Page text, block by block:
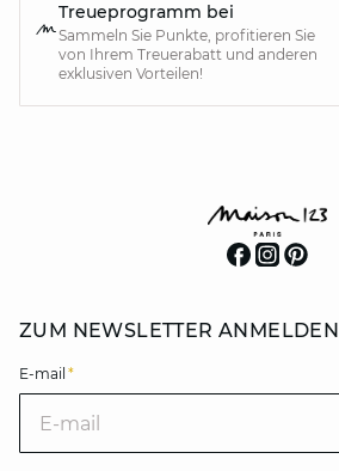
Treueprogramm bei
Sammeln Sie Punkte, profitieren Sie
von Ihrem Treuerabatt und anderen
exklusiven Vorteilen!
ZUM NEWSLETTER ANMELDEN
E-mail *